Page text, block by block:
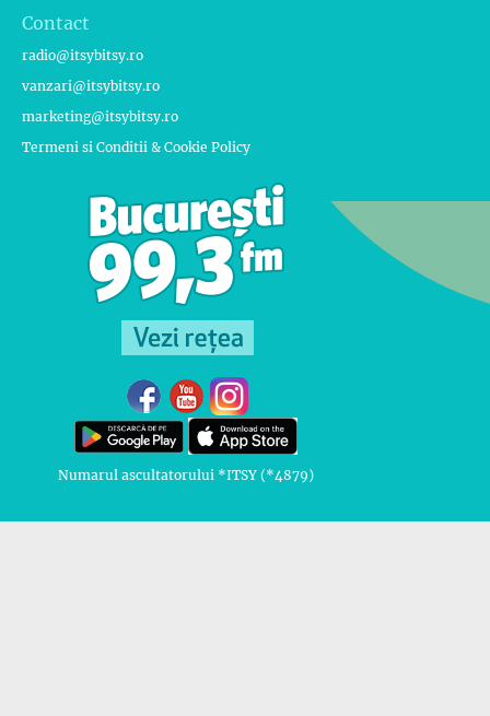
Contact
radio@itsybitsy.ro
vanzari@itsybitsy.ro
marketing@itsybitsy.ro
Termeni si Conditii & Cookie Policy
Numarul ascultatorului *ITSY (*4879)